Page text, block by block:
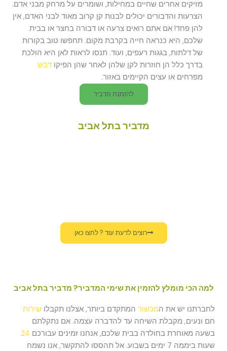
מזיקים אחרים שחיים במחילות, ושומרים על מרחק מבני אדם.
הצרעות והדבורים יכולים לבנות קן קרוב מאוד לבני האדם, אין
להן פחד! אם אתם רואים צרעה או דבורה בחצר או בבית
שלכם, היא כנראה חייה בקרבת מקום. תחפשו טוב בקורות
של דלתות, בגגות רעפים, ועוד. תנסו לראות לאן היא הולכת
בדרך כלל הן חוזרות לקן שלהן לאחר שהן הפיקו דבש
מפרחים או עצים הקיימים באזור.
להזמנת מדביר
מדביר בתל אביב
רוצים לדעת עוד ? לחצו כאן
למה הכי מומלץ להזמין את שימי המדביר? מדביר בתל אביב
לחברתנו יש את המכשור המתקדם ביותר, אצלנו תקבלו שירות
חם ונעים, מקבלת השיחה עד להדברה עצמה. אם נתקלתם
בשעה מאוחרת בחולדה בבית שלכם, אנחנו זמינים עבורכם 24
שעות ביממה 7 ימים בשבוע. אל תהססו להתקשר, אנו נשמח